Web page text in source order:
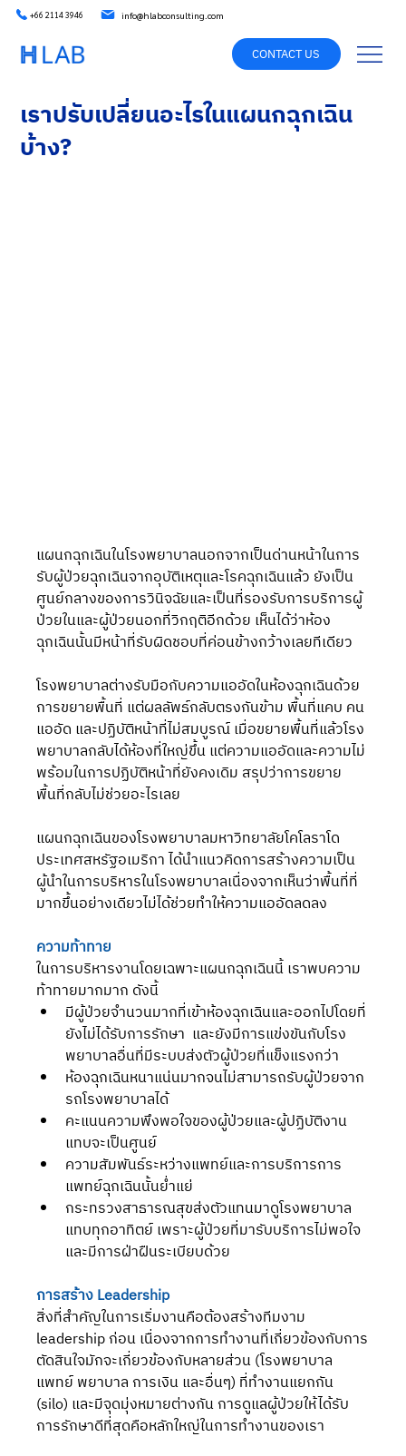
+66 2114 3946 info@hlabconsulting.com
CONTACT US
เราปรับเปลี่ยนอะไรในแผนกฉุกเฉิน
บ้าง?
แผนกฉุกเฉินในโรงพยาบาลนอกจากเป็นด่านหน้าในการ
รับผู้ป่วยฉุกเฉินจากอุบัติเหตุและโรคฉุกเฉินแล้ว ยังเป็น
ศูนย์กลางของการวินิจฉัยและเป็นที่รองรับการบริการผู้
ป่วยในและผู้ป่วยนอกที่วิกฤติอีกด้วย เห็นได้ว่าห้อง
ฉุกเฉินนั้นมีหน้าที่รับผิดชอบที่ค่อนข้างกว้างเลยทีเดียว
โรงพยาบาลต่างรับมือกับความแออัดในห้องฉุกเฉินด้วย
การขยายพื้นที่ แต่ผลลัพธ์กลับตรงกันข้าม พื้นที่แคบ คน
แออัด และปฏิบัติหน้าที่ไม่สมบูรณ์ เมื่อขยายพื้นที่แล้วโรง
พยาบาลกลับได้ห้องที่ใหญ่ขึ้น แต่ความแออัดและความไม่
พร้อมในการปฏิบัติหน้าที่ยังคงเดิม สรุปว่าการขยาย
พื้นที่กลับไม่ช่วยอะไรเลย
แผนกฉุกเฉินของโรงพยาบาลมหาวิทยาลัยโคโลราโด
ประเทศสหรัฐอเมริกา ได้นำแนวคิดการสร้างความเป็น
ผู้นำในการบริหารในโรงพยาบาลเนื่องจากเห็นว่าพื้นที่ที่
มากขึ้นอย่างเดียวไม่ได้ช่วยทำให้ความแออัดลดลง
ความท้าทาย
ในการบริหารงานโดยเฉพาะแผนกฉุกเฉินนี้ เราพบความ
ท้าทายมากมาก ดังนี้
มีผู้ป่วยจำนวนมากที่เข้าห้องฉุกเฉินและออกไปโดยที่
ยังไม่ได้รับการรักษา  และยังมีการแข่งขันกับโรง
พยาบาลอื่นที่มีระบบส่งตัวผู้ป่วยที่แข็งแรงกว่า
ห้องฉุกเฉินหนาแน่นมากจนไม่สามารถรับผู้ป่วยจาก
รถโรงพยาบาลได้
คะแนนความพึงพอใจของผู้ป่วยและผู้ปฏิบัติงาน
แทบจะเป็นศูนย์
ความสัมพันธ์ระหว่างแพทย์และการบริการการ
แพทย์ฉุกเฉินนั้นย่ำแย่
กระทรวงสาธารณสุขส่งตัวแทนมาดูโรงพยาบาล
แทบทุกอาทิตย์ เพราะผู้ป่วยที่มารับบริการไม่พอใจ
และมีการฝ่าฝืนระเบียบด้วย
การสร้าง Leadership
สิ่งที่สำคัญในการเริ่มงานคือต้องสร้างทีมงาม
leadership ก่อน เนื่องจากการทำงานที่เกี่ยวข้องกับการ
ตัดสินใจมักจะเกี่ยวข้องกับหลายส่วน (โรงพยาบาล
แพทย์ พยาบาล การเงิน และอื่นๆ) ที่ทำงานแยกกัน
(silo) และมีจุดมุ่งหมายต่างกัน การดูแลผู้ป่วยให้ได้รับ
การรักษาดีที่สุดคือหลักใหญ่ในการทำงานของเรา